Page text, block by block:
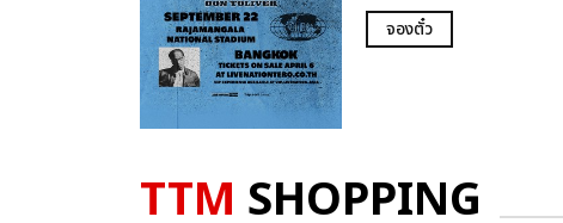
จองตั๋ว
TTM SHOPPING